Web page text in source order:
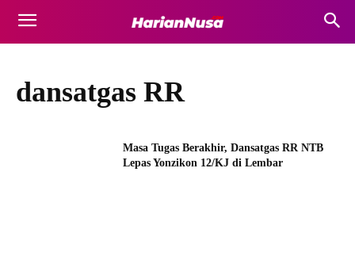
dansatgas RR
Masa Tugas Berakhir, Dansatgas RR NTB
Lepas Yonzikon 12/KJ di Lembar